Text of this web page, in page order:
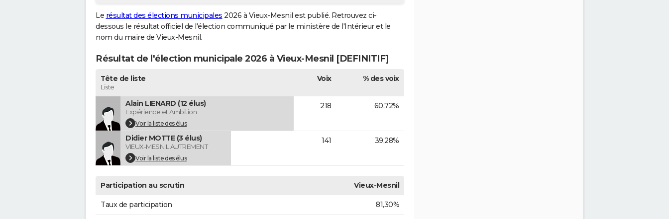
Le résultat des élections municipales 2026 à Vieux-Mesnil est publié. Retrouvez ci-
dessous le résultat officiel de l'élection communiqué par le ministère de l'Intérieur et le
nom du maire de Vieux-Mesnil.
Résultat de l'élection municipale 2026 à Vieux-Mesnil [DEFINITIF]
Tête de liste
Liste
Voix % des voix
Alain LIENARD (12 élus)
Expérience et Ambition
Voir la liste des élus
218 60,72%
Didier MOTTE (3 élus)
VIEUX-MESNIL AUTREMENT
Voir la liste des élus
141 39,28%
Participation au scrutin Vieux-Mesnil
Taux de participation 81,30%